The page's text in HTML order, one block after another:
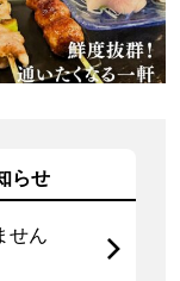
らせ
せん